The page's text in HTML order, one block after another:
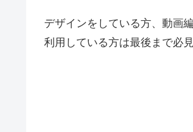
デザインをしている方、動画
利用している方は最後まで必見